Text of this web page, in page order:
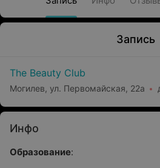
Запись
The Beauty Club
Могилев, ул. Первомайская, 22а
Инфо
Образование: